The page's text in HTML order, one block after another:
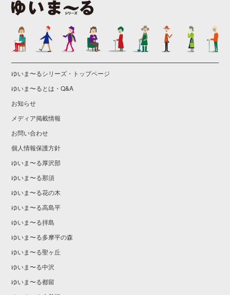
ゆいま〜るシリーズ・トップページ
ゆいま〜るとは・Q&A
お知らせ
メディア掲載情報
お問い合わせ
個人情報保護方針
ゆいま〜る厚沢部
ゆいま〜る那須
ゆいま〜る花の木
ゆいま〜る高島平
ゆいま〜る拝島
ゆいま〜る多摩平の森
ゆいま〜る聖ヶ丘
ゆいま〜る中沢
ゆいま〜る都留